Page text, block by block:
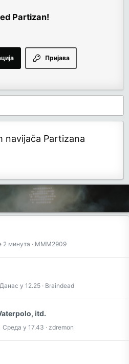
Partizan!
Пријава
navijača Partizana
2 минута MMM2909
Данас у 12.25 Braindead
itd.
Среда у 17.43 zdremon